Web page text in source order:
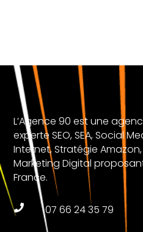
L’Agence 90 est une
experte SEO, SEA, Social
Internet, Stratégie
Marketing Digital
France.
 07 66 24 35 79